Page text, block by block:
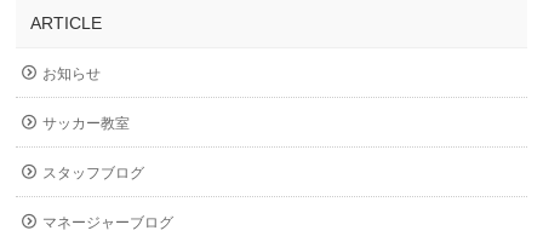
ARTICLE
お知らせ
サッカー教室
スタッフブログ
マネージャーブログ